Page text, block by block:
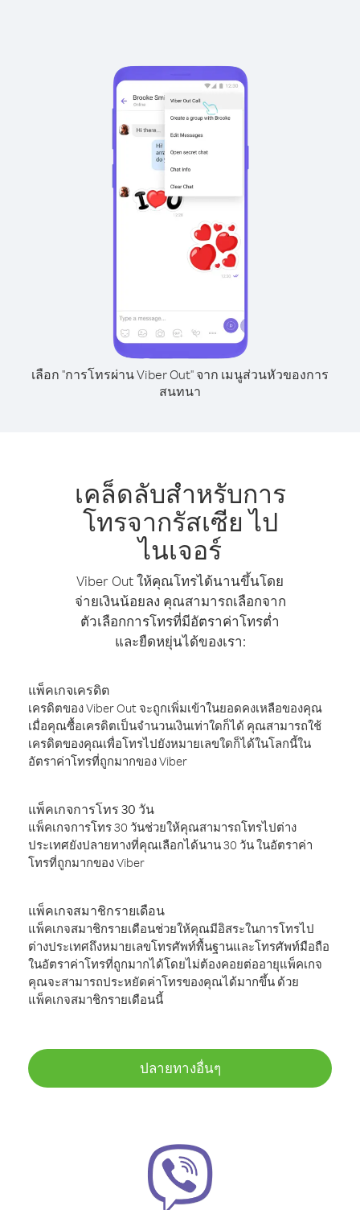
เลือก "การโทรผ่าน Viber Out" จาก เมนูส่วนหัวของการ
สนทนา
เคล็ดลับสำหรับการ
โทรจากรัสเซีย ไป
ไนเจอร์
Viber Out ให้คุณโทรได้นานขึ้นโดย
จ่ายเงินน้อยลง คุณสามารถเลือกจาก
ตัวเลือกการโทรที่มีอัตราค่าโทรต่ำ
และยืดหยุ่นได้ของเรา:
แพ็คเกจเครดิต
เครดิตของ Viber Out จะถูกเพิ่มเข้าในยอดคงเหลือของคุณ
เมื่อคุณซื้อเครดิตเป็นจำนวนเงินเท่าใดก็ได้ คุณสามารถใช้
เครดิตของคุณเพื่อโทรไปยังหมายเลขใดก็ได้ในโลกนี้ใน
อัตราค่าโทรที่ถูกมากของ Viber
แพ็คเกจการโทร 30 วัน
แพ็คเกจการโทร 30 วันช่วยให้คุณสามารถโทรไปต่าง
ประเทศยังปลายทางที่คุณเลือกได้นาน 30 วัน ในอัตราค่า
โทรที่ถูกมากของ Viber
แพ็คเกจสมาชิกรายเดือน
แพ็คเกจสมาชิกรายเดือนช่วยให้คุณมีอิสระในการโทรไป
ต่างประเทศถึงหมายเลขโทรศัพท์พื้นฐานและโทรศัพท์มือถือ
ในอัตราค่าโทรที่ถูกมากได้โดยไม่ต้องคอยต่ออายุแพ็คเกจ
คุณจะสามารถประหยัดค่าโทรของคุณได้มากขึ้น ด้วย
แพ็คเกจสมาชิกรายเดือนนี้
ปลายทางอื่นๆ